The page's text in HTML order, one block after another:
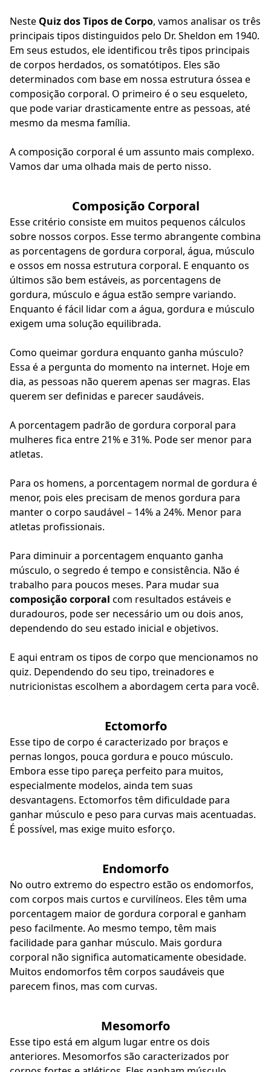
Neste Quiz dos Tipos de Corpo, vamos analisar os três
principais tipos distinguidos pelo Dr. Sheldon em 1940.
Em seus estudos, ele identificou três tipos principais
de corpos herdados, os somatótipos. Eles são
determinados com base em nossa estrutura óssea e
composição corporal. O primeiro é o seu esqueleto,
que pode variar drasticamente entre as pessoas, até
mesmo da mesma família.
A composição corporal é um assunto mais complexo.
Vamos dar uma olhada mais de perto nisso.
Composição Corporal
Esse critério consiste em muitos pequenos cálculos
sobre nossos corpos. Esse termo abrangente combina
as porcentagens de gordura corporal, água, músculo
e ossos em nossa estrutura corporal. E enquanto os
últimos são bem estáveis, as porcentagens de
gordura, músculo e água estão sempre variando.
Enquanto é fácil lidar com a água, gordura e músculo
exigem uma solução equilibrada.
Como queimar gordura enquanto ganha músculo?
Essa é a pergunta do momento na internet. Hoje em
dia, as pessoas não querem apenas ser magras. Elas
querem ser definidas e parecer saudáveis.
A porcentagem padrão de gordura corporal para
mulheres fica entre 21% e 31%. Pode ser menor para
atletas.
Para os homens, a porcentagem normal de gordura é
menor, pois eles precisam de menos gordura para
manter o corpo saudável – 14% a 24%. Menor para
atletas profissionais.
Para diminuir a porcentagem enquanto ganha
músculo, o segredo é tempo e consistência. Não é
trabalho para poucos meses. Para mudar sua
composição corporal com resultados estáveis e
duradouros, pode ser necessário um ou dois anos,
dependendo do seu estado inicial e objetivos.
E aqui entram os tipos de corpo que mencionamos no
quiz. Dependendo do seu tipo, treinadores e
nutricionistas escolhem a abordagem certa para você.
Ectomorfo
Esse tipo de corpo é caracterizado por braços e
pernas longos, pouca gordura e pouco músculo.
Embora esse tipo pareça perfeito para muitos,
especialmente modelos, ainda tem suas
desvantagens. Ectomorfos têm dificuldade para
ganhar músculo e peso para curvas mais acentuadas.
É possível, mas exige muito esforço.
Endomorfo
No outro extremo do espectro estão os endomorfos,
com corpos mais curtos e curvilíneos. Eles têm uma
porcentagem maior de gordura corporal e ganham
peso facilmente. Ao mesmo tempo, têm mais
facilidade para ganhar músculo. Mais gordura
corporal não significa automaticamente obesidade.
Muitos endomorfos têm corpos saudáveis que
parecem finos, mas com curvas.
Mesomorfo
Esse tipo está em algum lugar entre os dois
anteriores. Mesomorfos são caracterizados por